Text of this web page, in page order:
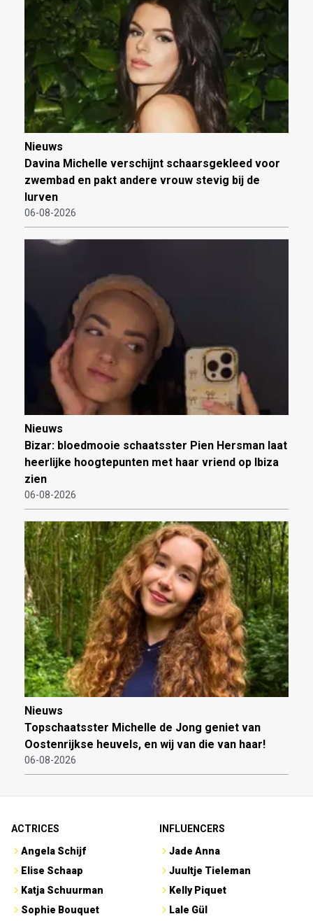
Nieuws
Davina Michelle verschijnt schaarsgekleed voor
zwembad en pakt andere vrouw stevig bij de
lurven
06-08-2026
Nieuws
Bizar: bloedmooie schaatsster Pien Hersman laat
heerlijke hoogtepunten met haar vriend op Ibiza
zien
06-08-2026
Nieuws
Topschaatsster Michelle de Jong geniet van
Oostenrijkse heuvels, en wij van die van haar!
06-08-2026
ACTRICES
Angela Schijf
Elise Schaap
Katja Schuurman
Sophie Bouquet
INFLUENCERS
Jade Anna
Juultje Tieleman
Kelly Piquet
Lale Gül